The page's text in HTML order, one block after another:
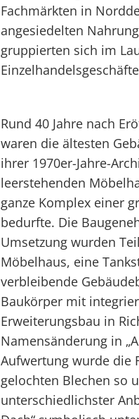
Fachmärkten in
angesiedelten
gruppierten sich im
Rund 40 Jahre nach
waren die ältesten
ihrer 1970er-Jahre-
leerstehenden
ganze Komplex einer
bedurfte. Die
Umsetzung wurden
Möbelhaus, eine
verbleibende
Baukörper mit
Erweiterungsbau in
Namensänderung in
Aufwertung wurde die
gelochten Blechen so
unterschiedlichster